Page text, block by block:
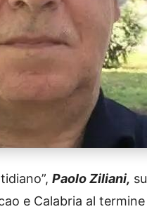
Paolo Ziliani,
e Calabria al